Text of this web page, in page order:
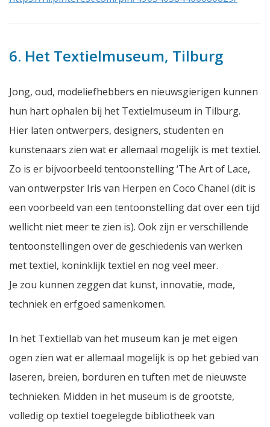
6. Het Textielmuseum, Tilburg
Jong, oud, modeliefhebbers en nieuwsgierigen kunnen
hun hart ophalen bij het Textielmuseum in Tilburg.
Hier laten ontwerpers, designers, studenten en
kunstenaars zien wat er allemaal mogelijk is met textiel.
Zo is er bijvoorbeeld tentoonstelling ‘The Art of Lace,
van ontwerpster Iris van Herpen en Coco Chanel (dit is
een voorbeeld van een tentoonstelling dat over een tijd
wellicht niet meer te zien is). Ook zijn er verschillende
tentoonstellingen over de geschiedenis van werken
met textiel, koninklijk textiel en nog veel meer.
Je zou kunnen zeggen dat kunst, innovatie, mode,
techniek en erfgoed samenkomen.
In het Textiellab van het museum kan je met eigen
ogen zien wat er allemaal mogelijk is op het gebied van
laseren, breien, borduren en tuften met de nieuwste
technieken. Midden in het museum is de grootste,
volledig op textiel toegelegde bibliotheek van